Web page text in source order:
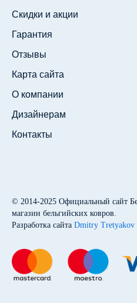
Скидки и акции
Гарантия
Отзывы
Карта сайта
О компании
Дизайнерам
Контакты
© 2014-2025 Официальный сайт
магазин бельгийских ковров.
Разработка сайта Dmitry Tretyakov